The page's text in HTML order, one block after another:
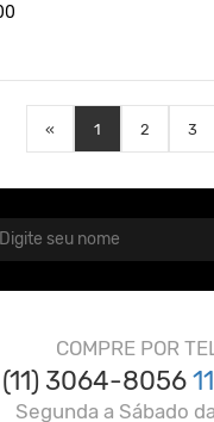
« 1 2 3
COMPRE POR
3064-8056
Segunda a Sábado